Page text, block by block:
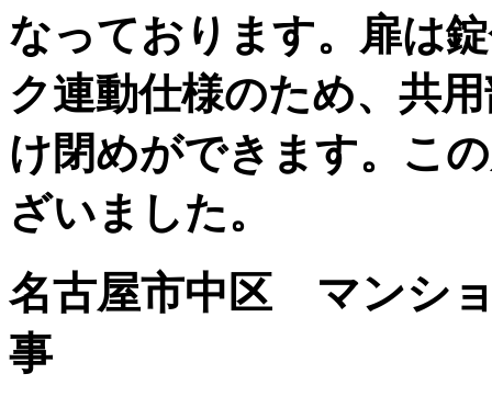
なっております。扉は
ク連動仕様のため、共
け閉めができます。こ
ざいました。
名古屋市中区 マンシ
事